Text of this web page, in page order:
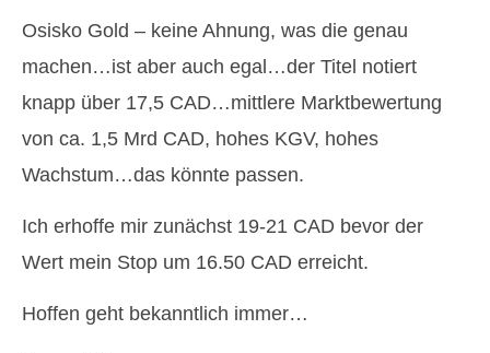
Osisko Gold – keine Ahnung, was die genau
machen…ist aber auch egal…der Titel notiert
knapp über 17,5 CAD…mittlere Marktbewertung
von ca. 1,5 Mrd CAD, hohes KGV, hohes
Wachstum…das könnte passen.
Ich erhoffe mir zunächst 19-21 CAD bevor der
Wert mein Stop um 16.50 CAD erreicht.
Hoffen geht bekanntlich immer…